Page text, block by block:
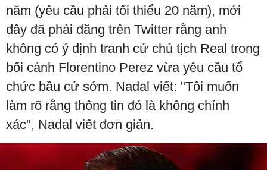
năm (yêu cầu phải tối thiểu 20 năm), mới
đây đã phải đăng trên Twitter rằng anh
không có ý định tranh cử chủ tịch Real trong
bối cảnh Florentino Perez vừa yêu cầu tổ
chức bầu cử sớm. Nadal viết: "Tôi muốn
làm rõ rằng thông tin đó là không chính
xác", Nadal viết đơn giản.